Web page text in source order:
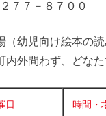
７７－８７００
幼児向け絵本の
外問わず、どな
日 時間・